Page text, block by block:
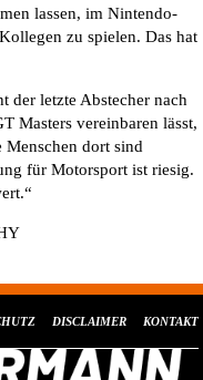
lassen, im Nintendo-
zu spielen. Das hat
der letzte Abstecher nach
Masters vereinbaren lässt,
Menschen dort sind
für Motorsport ist riesig.
KONTAKT
DISCLAIMER